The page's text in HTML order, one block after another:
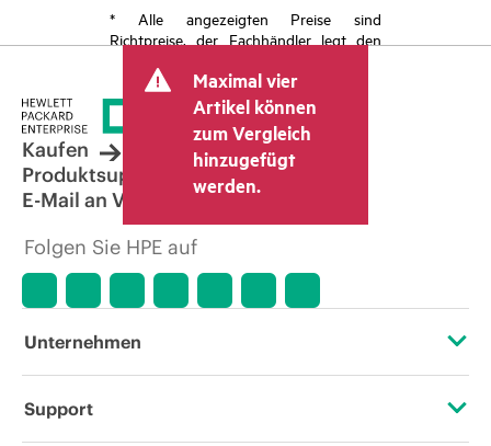
* Alle angezeigten Preise sind
Richtpreise, der Fachhändler legt den
kann weitere Gebühren wie
Mehrwertsteuer und Versandkosten
berücksichtigen. Der vom Fachhändler
festgelegte Transaktionspreis kann von
dem anderer Fachhändler und dem
angezeigten Richtpreis abweichen. Die
Richtpreise können zeitlich begrenzte
Sonderangebote enthalten. HPE behält
sich das Recht vor, jederzeit
Marktbedingungen, der Einstellung von
Produktverfügbarkeit, dem Ende der
Lebensdauer von Werbeaktionen und
Maximal vier
Artikel können
zum Vergleich
hinzugefügt
werden.
Kaufen
Produktsupport
E-Mail an Vertrieb
Folgen Sie HPE auf
Unternehmen
Über HPE
Support